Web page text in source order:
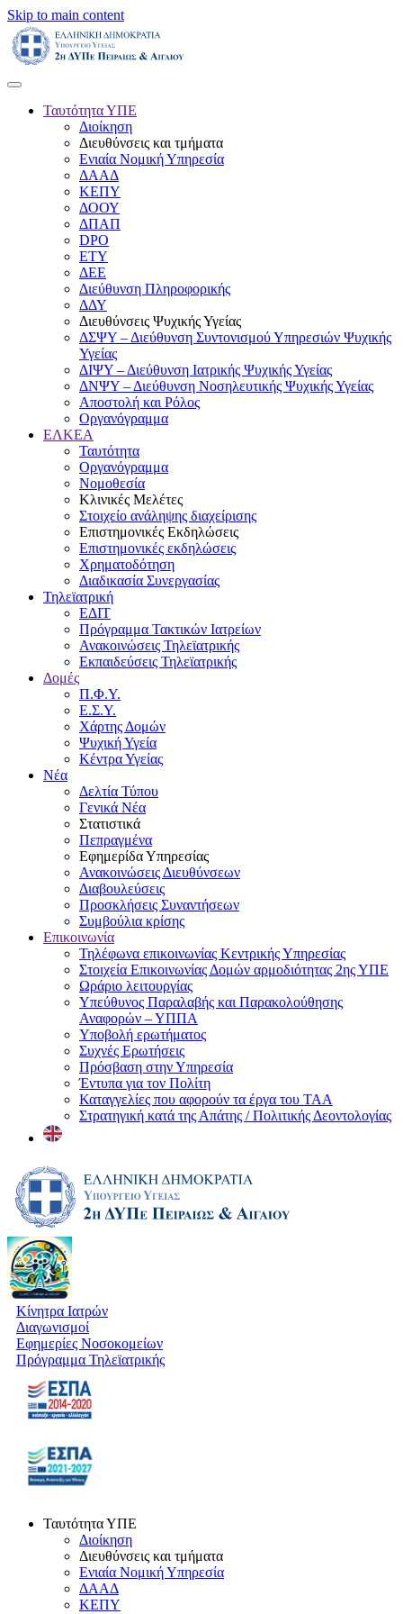
Skip to main content
Ταυτότητα ΥΠΕ
Διοίκηση
Διευθύνσεις και τμήματα
Ενιαία Νομική Υπηρεσία
ΔΑΑΔ
ΚΕΠΥ
ΔΟΟΥ
ΔΠΑΠ
DPO
ΕΤΥ
ΔΕΕ
Διεύθυνση Πληροφορικής
ΔΔΥ
Διευθύνσεις Ψυχικής Υγείας
ΔΣΨΥ – Διεύθυνση Συντονισμού Υπηρεσιών Ψυχικής
Υγείας
ΔΙΨΥ – Διεύθυνση Ιατρικής Ψυχικής Υγείας
ΔΝΨΥ – Διεύθυνση Νοσηλευτικής Ψυχικής Υγείας
Αποστολή και Ρόλος
Οργανόγραμμα
ΕΛΚΕΑ
Ταυτότητα
Οργανόγραμμα
Νομοθεσία
Κλινικές Μελέτες
Στοιχείο ανάληψης διαχείρισης
Επιστημονικές Εκδηλώσεις
Επιστημονικές εκδηλώσεις
Χρηματοδότηση
Διαδικασία Συνεργασίας
Τηλεϊατρική
ΕΔΙΤ
Πρόγραμμα Τακτικών Ιατρείων
Ανακοινώσεις Τηλεϊατρικής
Εκπαιδεύσεις Τηλεϊατρικής
Δομές
Π.Φ.Υ.
Ε.Σ.Υ.
Χάρτης Δομών
Ψυχική Υγεία
Κέντρα Υγείας
Νέα
Δελτία Τύπου
Γενικά Νέα
Στατιστικά
Πεπραγμένα
Εφημερίδα Υπηρεσίας
Ανακοινώσεις Διευθύνσεων
Διαβουλεύσεις
Προσκλήσεις Συναντήσεων
Συμβούλια κρίσης
Επικοινωνία
Τηλέφωνα επικοινωνίας Κεντρικής Υπηρεσίας
Στοιχεία Επικοινωνίας Δομών αρμοδιότητας 2ης ΥΠΕ
Ωράριο λειτουργίας
Υπεύθυνος Παραλαβής και Παρακολούθησης
Αναφορών – ΥΠΠΑ
Υποβολή ερωτήματος
Συχνές Ερωτήσεις
Πρόσβαση στην Υπηρεσία
Έντυπα για τον Πολίτη
Καταγγελίες που αφορούν τα έργα του ΤΑΑ
Στρατηγική κατά της Απάτης / Πολιτικής Δεοντολογίας
Κίνητρα Ιατρών
Διαγωνισμοί
Εφημερίες Νοσοκομείων
Πρόγραμμα Τηλεϊατρικής
Ταυτότητα ΥΠΕ
Διοίκηση
Διευθύνσεις και τμήματα
Ενιαία Νομική Υπηρεσία
ΔΑΑΔ
ΚΕΠΥ